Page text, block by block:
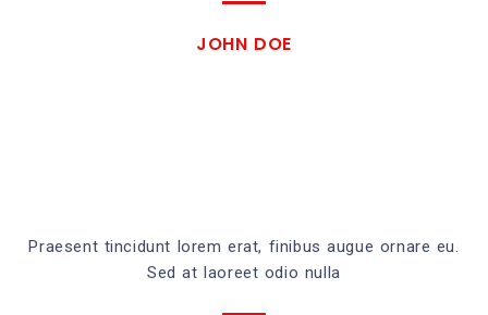
JOHN DOE
Praesent tincidunt lorem erat, finibus augue ornare eu.
Sed at laoreet odio nulla